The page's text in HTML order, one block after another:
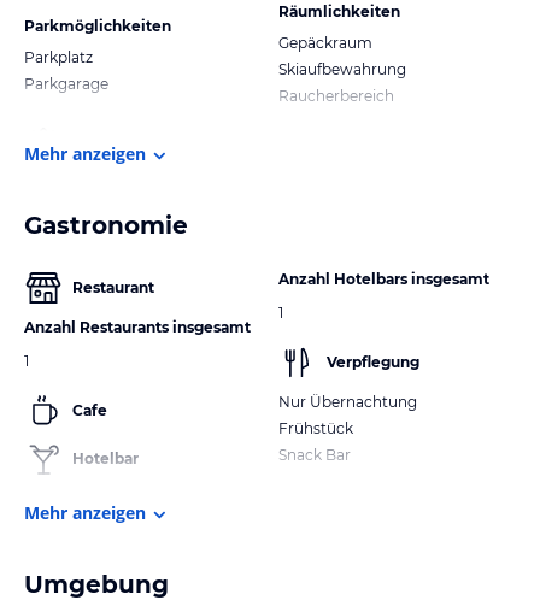
Parkmöglichkeiten
Parkplatz
Parkgarage
Räumlichkeiten
Gepäckraum
Skiaufbewahrung
Raucherbereich
Mehr anzeigen
Gastronomie
Restaurant
Anzahl Restaurants insgesamt
1
Cafe
Hotelbar
Anzahl Hotelbars insgesamt
1
Verpflegung
Nur Übernachtung
Frühstück
Snack Bar
Mehr anzeigen
Umgebung